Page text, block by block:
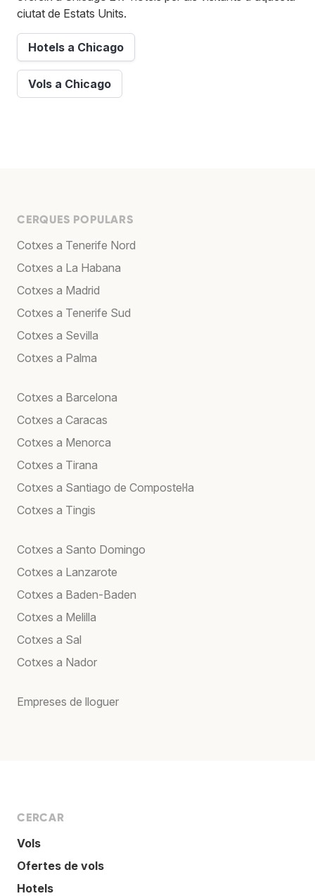
ciutat de Estats Units.
Hotels a Chicago
Vols a Chicago
CERQUES POPULARS
Cotxes a Tenerife Nord
Cotxes a La Habana
Cotxes a Madrid
Cotxes a Tenerife Sud
Cotxes a Sevilla
Cotxes a Palma
Cotxes a Barcelona
Cotxes a Caracas
Cotxes a Menorca
Cotxes a Tirana
Cotxes a Santiago de Compostel·la
Cotxes a Tingis
Cotxes a Santo Domingo
Cotxes a Lanzarote
Cotxes a Baden-Baden
Cotxes a Melilla
Cotxes a Sal
Cotxes a Nador
Empreses de lloguer
CERCAR
Vols
Ofertes de vols
Hotels